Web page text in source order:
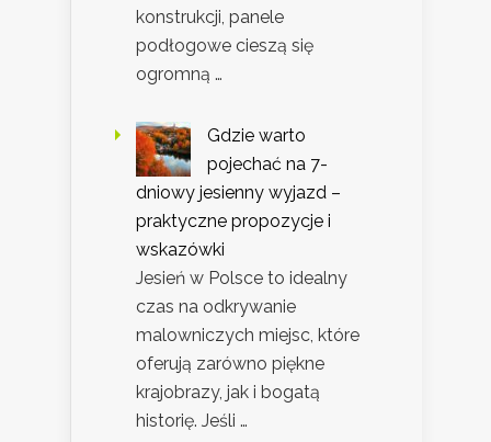
konstrukcji, panele
podłogowe cieszą się
ogromną …
Gdzie warto
pojechać na 7-
dniowy jesienny wyjazd –
praktyczne propozycje i
wskazówki
Jesień w Polsce to idealny
czas na odkrywanie
malowniczych miejsc, które
oferują zarówno piękne
krajobrazy, jak i bogatą
historię. Jeśli …